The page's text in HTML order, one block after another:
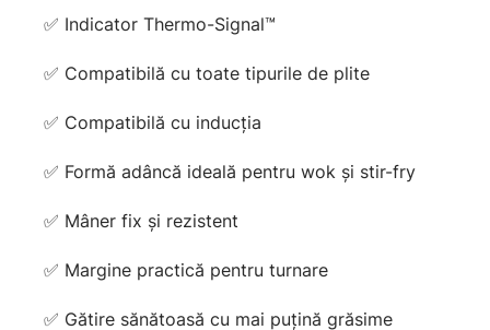
✅ Indicator Thermo-Signal™
✅ Compatibilă cu toate tipurile de plite
✅ Compatibilă cu inducția
✅ Formă adâncă ideală pentru wok și stir-fry
✅ Mâner fix și rezistent
✅ Margine practică pentru turnare
✅ Gătire sănătoasă cu mai puțină grăsime